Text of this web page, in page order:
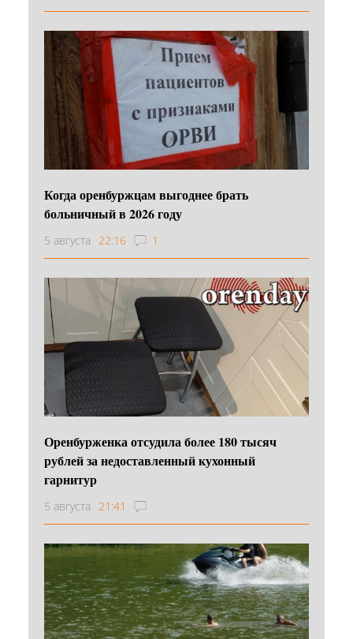
Когда оренбуржцам выгоднее брать
больничный в 2026 году
5 августа 22:16 1
Оренбурженка отсудила более 180 тысяч
рублей за недоставленный кухонный
гарнитур
5 августа 21:41